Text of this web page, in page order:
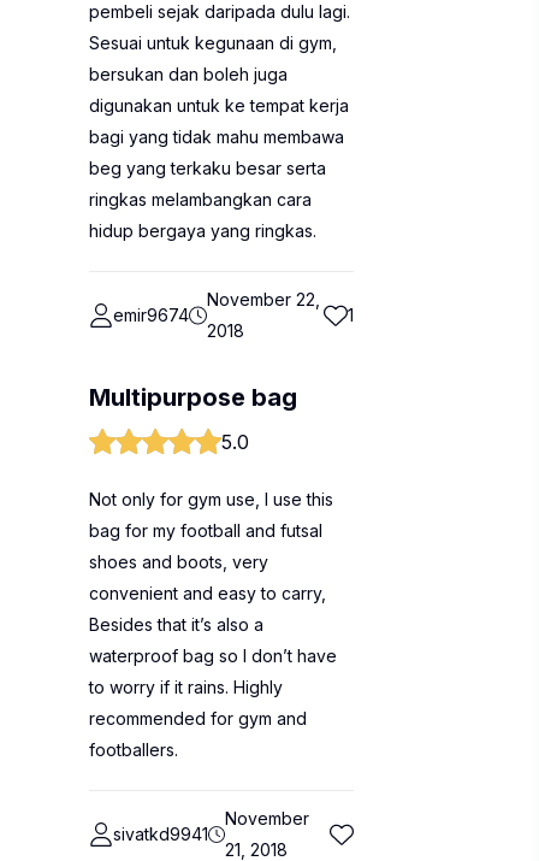
pembeli sejak daripada dulu lagi.
Sesuai untuk kegunaan di gym,
bersukan dan boleh juga
digunakan untuk ke tempat kerja
bagi yang tidak mahu membawa
beg yang terkaku besar serta
ringkas melambangkan cara
hidup bergaya yang ringkas.
emir9674
November 22,
2018
1
Multipurpose bag
5.0
Not only for gym use, I use this
bag for my football and futsal
shoes and boots, very
convenient and easy to carry,
Besides that it’s also a
waterproof bag so I don’t have
to worry if it rains. Highly
recommended for gym and
footballers.
sivatkd9941
November
21, 2018